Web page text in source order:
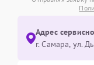
Адрес
г. Самара, ул.